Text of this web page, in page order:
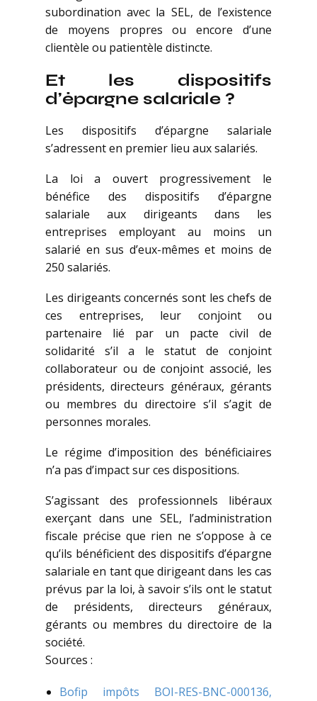
subordination avec la SEL, de l’existence
de moyens propres ou encore d’une
clientèle ou patientèle distincte.
Et les dispositifs
d’épargne salariale ?
Les dispositifs d’épargne salariale
s’adressent en premier lieu aux salariés.
La loi a ouvert progressivement le
bénéfice des dispositifs d’épargne
salariale aux dirigeants dans les
entreprises employant au moins un
salarié en sus d’eux-mêmes et moins de
250 salariés.
Les dirigeants concernés sont les chefs de
ces entreprises, leur conjoint ou
partenaire lié par un pacte civil de
solidarité s’il a le statut de conjoint
collaborateur ou de conjoint associé, les
présidents, directeurs généraux, gérants
ou membres du directoire s’il s’agit de
personnes morales.
Le régime d’imposition des bénéficiaires
n’a pas d’impact sur ces dispositions.
S’agissant des professionnels libéraux
exerçant dans une SEL, l’administration
fiscale précise que rien ne s’oppose à ce
qu’ils bénéficient des dispositifs d’épargne
salariale en tant que dirigeant dans les cas
prévus par la loi, à savoir s’ils ont le statut
de présidents, directeurs généraux,
gérants ou membres du directoire de la
société.
Sources :
Bofip impôts BOI-RES-BNC-000136,